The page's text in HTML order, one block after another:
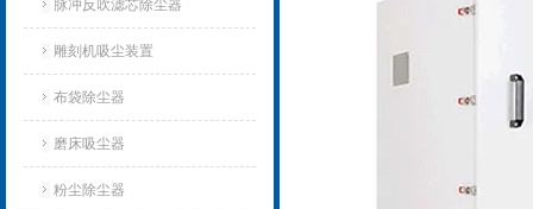
脉冲反吹滤芯除尘器
雕刻机吸尘装置
布袋除尘器
磨床吸尘器
粉尘除尘器